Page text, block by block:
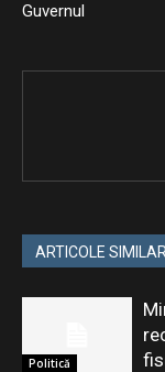
Guvernul
ARTICOLE
Politică